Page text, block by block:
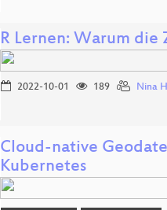
R Lernen: Warum
2022-10-01 189 Nina
Cloud-native
Kubernetes